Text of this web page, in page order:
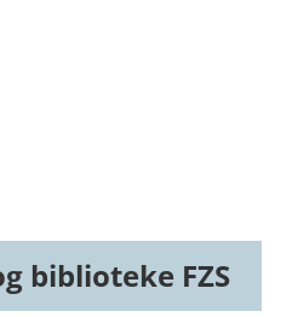
biblioteke FZS